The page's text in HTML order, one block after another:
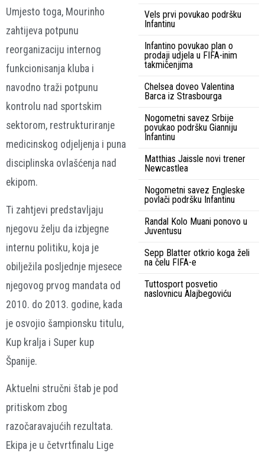
Umjesto toga, Mourinho
zahtijeva potpunu
reorganizaciju internog
funkcionisanja kluba i
navodno traži potpunu
kontrolu nad sportskim
sektorom, restrukturiranje
medicinskog odjeljenja i puna
disciplinska ovlašćenja nad
ekipom.
Ti zahtjevi predstavljaju
njegovu želju da izbjegne
internu politiku, koja je
obilježila posljednje mjesece
njegovog prvog mandata od
2010. do 2013. godine, kada
je osvojio šampionsku titulu,
Kup kralja i Super kup
Španije.
Aktuelni stručni štab je pod
pritiskom zbog
razočaravajućih rezultata.
Ekipa je u četvrtfinalu Lige
Vels prvi povukao podršku
Infantinu
Infantino povukao plan o
prodaji udjela u FIFA-inim
takmičenjima
Chelsea doveo Valentina
Barca iz Strasbourga
Nogometni savez Srbije
povukao podršku Gianniju
Infantinu
Matthias Jaissle novi trener
Newcastlea
Nogometni savez Engleske
povlači podršku Infantinu
Randal Kolo Muani ponovo u
Juventusu
Sepp Blatter otkrio koga želi
na čelu FIFA-e
Tuttosport posvetio
naslovnicu Alajbegoviću